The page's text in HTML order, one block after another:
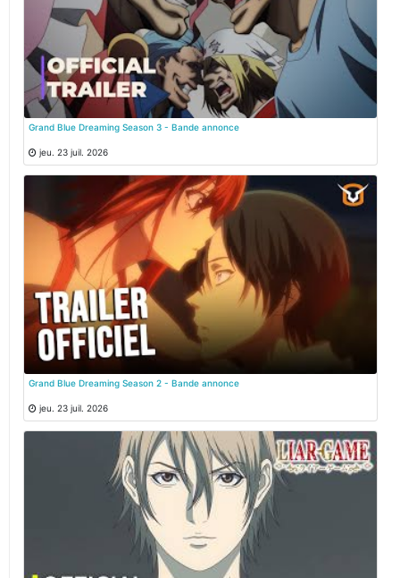
Grand Blue Dreaming Season 3 - Bande annonce
jeu. 23 juil. 2026
Grand Blue Dreaming Season 2 - Bande annonce
jeu. 23 juil. 2026